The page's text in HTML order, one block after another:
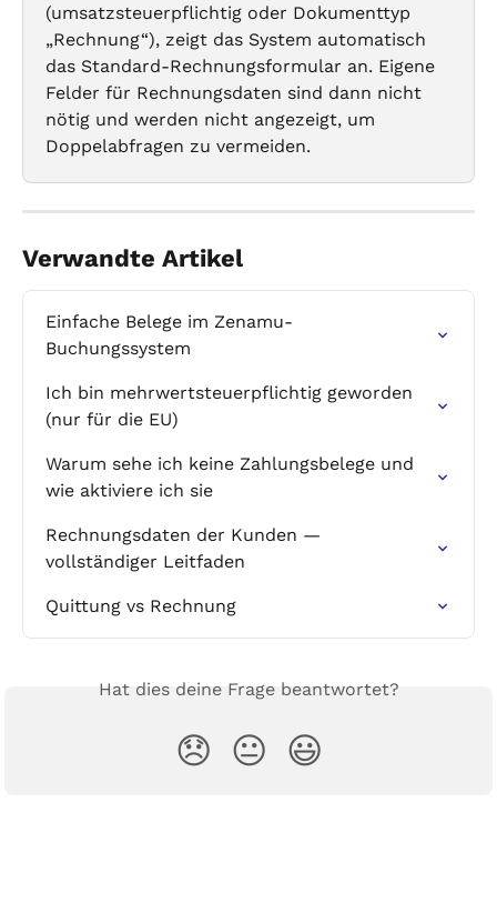
(umsatzsteuerpflichtig oder Dokumenttyp
„Rechnung“), zeigt das System automatisch
das Standard-Rechnungsformular an. Eigene
Felder für Rechnungsdaten sind dann nicht
nötig und werden nicht angezeigt, um
Doppelabfragen zu vermeiden.
Verwandte Artikel
Einfache Belege im Zenamu-
Buchungssystem
Ich bin mehrwertsteuerpflichtig geworden
(nur für die EU)
Warum sehe ich keine Zahlungsbelege und
wie aktiviere ich sie
Rechnungsdaten der Kunden —
vollständiger Leitfaden
Quittung vs Rechnung
Hat dies deine Frage beantwortet?
😞 😐 😃